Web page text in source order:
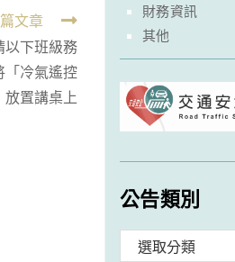
文章
以下班級務
「冷氣遙控
放置講桌上
財務資訊
其他
公告類別